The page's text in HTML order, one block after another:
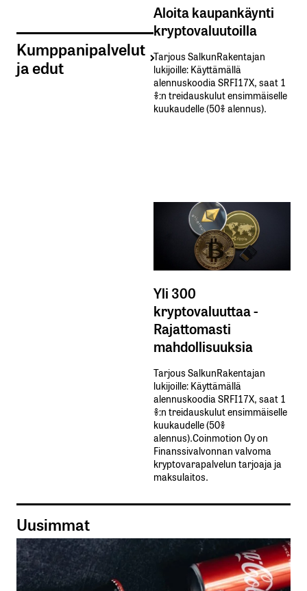
Kumppanipalvelut
ja edut
Aloita kaupankäynti
kryptovaluutoilla
Tarjous SalkunRakentajan
lukijoille: Käyttämällä​ ​
alennuskoodia​ ​SRFI17X,​ ​saat​ ​1
%:n treidauskulut​ ​ensimmäiselle​ ​
kuukaudelle​ ​(50%​ ​alennus).
Yli 300
kryptovaluuttaa -
Rajattomasti
mahdollisuuksia
Tarjous SalkunRakentajan
lukijoille: Käyttämällä​ ​
alennuskoodia​ ​SRFI17X,​ ​saat​ ​1
%:n treidauskulut​ ​ensimmäiselle​ ​
kuukaudelle​ ​(50%​ ​
alennus).Coinmotion Oy on
Finanssivalvonnan valvoma
kryptovarapalvelun tarjoaja ja
maksulaitos.
Uusimmat